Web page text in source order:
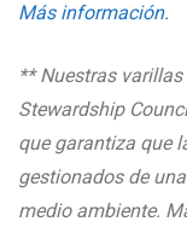
Más información.
** Nuestras
Stewardship
que garantiza que
gestionados de
medio ambiente.